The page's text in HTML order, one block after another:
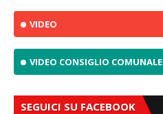
VIDEO
VIDEO CONSIGLIO COMUNALE
SEGUICI SU FACEBOOK